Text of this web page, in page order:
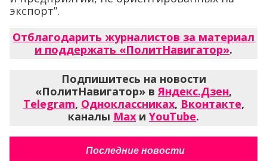
экспорт”.
Отблагодарить журналистов за материал
и поддержать «ПолитНавигатор».
Подпишитесь на новости
«ПолитНавигатор» в Яндекс.Дзен,
Telegram, Одноклассниках, Вконтакте,
каналы Max и YouTube.
Последние новости